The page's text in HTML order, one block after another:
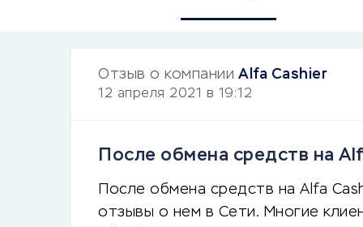
Отзыв о компании Alfa Cashier
12 апреля 2021 в 19:12
После обмена средств на
После обмена средств на Alfa
отзывы о нем в Сети. Многие